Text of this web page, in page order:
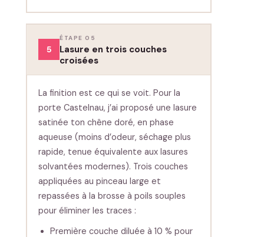
5
ÉTAPE 05
Lasure en trois couches
croisées
La finition est ce qui se voit. Pour la
porte Castelnau, j’ai proposé une lasure
satinée ton chêne doré, en phase
aqueuse (moins d’odeur, séchage plus
rapide, tenue équivalente aux lasures
solvantées modernes). Trois couches
appliquées au pinceau large et
repassées à la brosse à poils souples
pour éliminer les traces :
Première couche diluée à 10 % pour